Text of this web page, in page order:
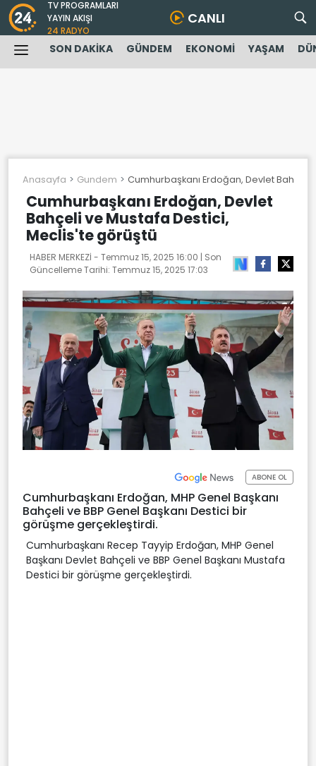
TV PROGRAMLARI
YAYIN AKIŞI
24 RADYO
CANLI
SON DAKİKA GÜNDEM EKONOMİ YAŞAM
Anasayfa Gundem Cumhurbaşkanı Erdoğan, Devlet
Cumhurbaşkanı Erdoğan, Devlet
Bahçeli ve Mustafa Destici,
Meclis'te görüştü
HABER MERKEZİ - Temmuz 15, 2025 16:00 | Son
Güncelleme Tarihi: Temmuz 15, 2025 17:03
ABONE OL
Cumhurbaşkanı Erdoğan, MHP Genel Başkanı
Bahçeli ve BBP Genel Başkanı Destici bir
görüşme gerçekleştirdi.
Cumhurbaşkanı Recep Tayyip Erdoğan, MHP Genel
Başkanı Devlet Bahçeli ve BBP Genel Başkanı Mustafa
Destici bir görüşme gerçekleştirdi.